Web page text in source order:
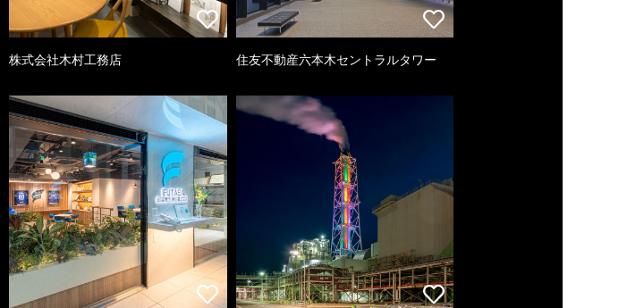
株式会社木村工務店 住友不動産六本木セントラルタワー